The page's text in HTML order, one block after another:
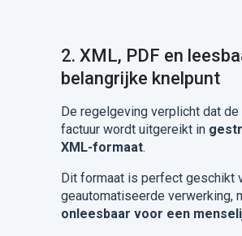
2. XML, PDF en
belangrijke knelpunt
De regelgeving verplicht dat
factuur wordt uitgereikt in
XML-formaat.
Dit formaat is perfect geschikt
geautomatiseerde verwerking,
onleesbaar voor een